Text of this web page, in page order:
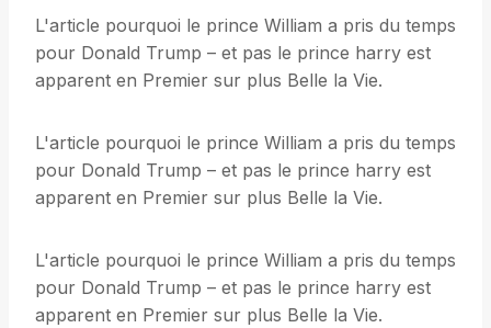
L'article pourquoi le prince William a pris du temps
pour Donald Trump – et pas le prince harry est
apparent en Premier sur plus Belle la Vie.
L'article pourquoi le prince William a pris du temps
pour Donald Trump – et pas le prince harry est
apparent en Premier sur plus Belle la Vie.
L'article pourquoi le prince William a pris du temps
pour Donald Trump – et pas le prince harry est
apparent en Premier sur plus Belle la Vie.